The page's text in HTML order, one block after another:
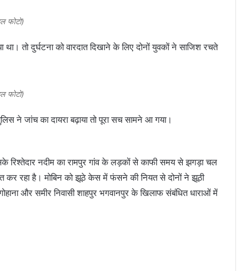
फोटो)
तो दुर्घटना को वारदात दिखाने के लिए दोनों युवकों ने साजिश रचते
फोटो)
ने जांच का दायरा बढ़ाया तो पूरा सच सामने आ गया।
नदीम का रामपुर गांव के लड़कों से काफी समय से झगड़ा चल
कर रहा है। मोबिन को झूठे केस में फंसने की नियत से दोनों ने झूठी
और समीर निवासी शाहपुर भगवानपुर के खिलाफ संबंधित धाराओं में